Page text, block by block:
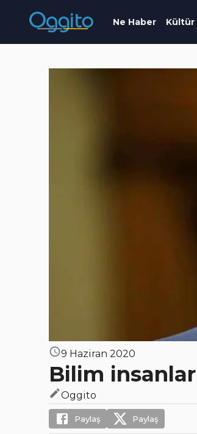
Ne Haber Kültür
9 Haziran 2020
Bilim
Oggito
Paylaş Paylaş